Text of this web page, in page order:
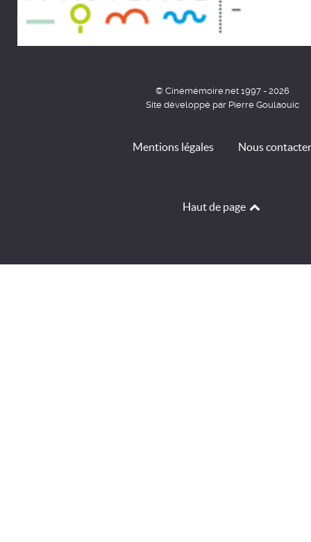
© Cinémémoire.net 1997 - 2026
Site développé par Pierre Goulaouic
Mentions légales Nous contacter
Haut de page